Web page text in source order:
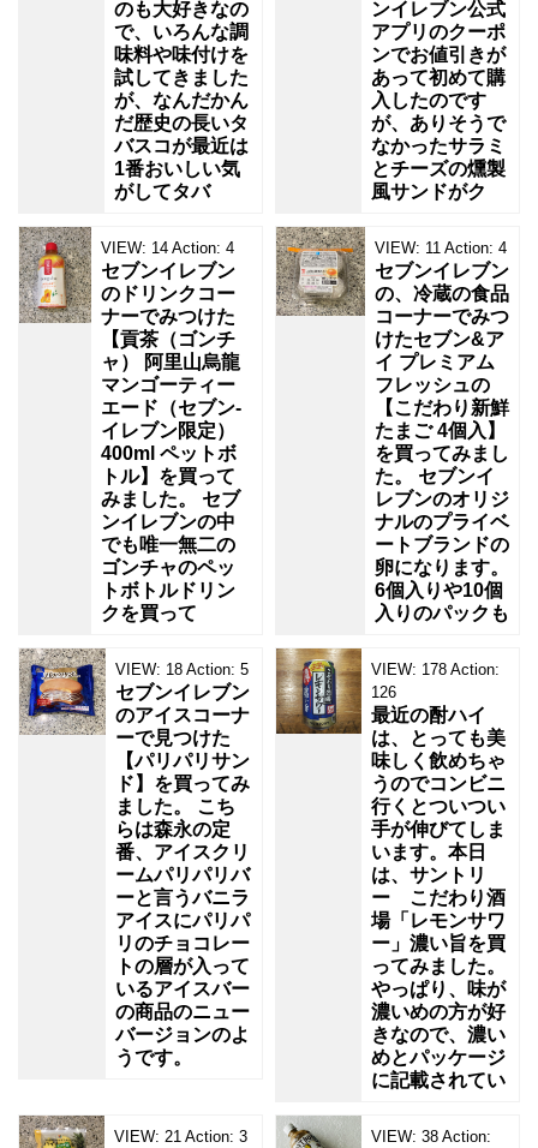
のも大好きなの
で、いろんな調
味料や味付けを
試してきました
が、なんだかん
だ歴史の長いタ
バスコが最近は
1番おいしい気
がしてタバ
ンイレブン公式
アプリのクーポ
ンでお値引きが
あって初めて購
入したのです
が、ありそうで
なかったサラミ
とチーズの燻製
風サンドがク
VIEW: 14 Action: 4
セブンイレブン
のドリンクコー
ナーでみつけた
【貢茶（ゴンチ
ャ） 阿里山烏龍
マンゴーティー
エード（セブン‐
イレブン限定）
400ml ペットボ
トル】を買って
みました。 セブ
ンイレブンの中
でも唯一無二の
ゴンチャのペッ
トボトルドリン
クを買って
VIEW: 11 Action: 4
セブンイレブン
の、冷蔵の食品
コーナーでみつ
けたセブン&ア
イ プレミアム
フレッシュの
【こだわり新鮮
たまご 4個入】
を買ってみまし
た。 セブンイ
レブンのオリジ
ナルのプライベ
ートブランドの
卵になります。
6個入りや10個
入りのパックも
VIEW: 18 Action: 5
セブンイレブン
のアイスコーナ
ーで見つけた
【パリパリサン
ド】を買ってみ
ました。 こち
らは森永の定
番、アイスクリ
ームパリパリバ
ーと言うバニラ
アイスにパリパ
リのチョコレー
トの層が入って
いるアイスバー
の商品のニュー
バージョンのよ
うです。
VIEW: 178 Action:
126
最近の酎ハイ
は、とっても美
味しく飲めちゃ
うのでコンビニ
行くとついつい
手が伸びてしま
います。本日
は、サントリ
ー こだわり酒
場「レモンサワ
ー」濃い旨を買
ってみました。
やっぱり、味が
濃いめの方が好
きなので、濃い
めとパッケージ
に記載されてい
VIEW: 21 Action: 3 VIEW: 38 Action: